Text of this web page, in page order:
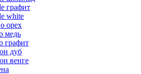
графит
white
орех
медь
графит
дуб
венге